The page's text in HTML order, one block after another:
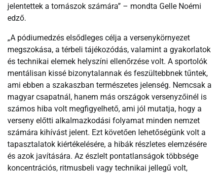
jelentettek a tornászok számára” – mondta Gelle Noémi
edző.
„A pódiumedzés elsődleges célja a versenykörnyezet
megszokása, a térbeli tájékozódás, valamint a gyakorlatok
és technikai elemek helyszíni ellenőrzése volt. A sportolók
mentálisan kissé bizonytalannak és feszültebbnek tűntek,
ami ebben a szakaszban természetes jelenség. Nemcsak a
magyar csapatnál, hanem más országok versenyzőinél is
számos hiba volt megfigyelhető, ami jól mutatja, hogy a
verseny előtti alkalmazkodási folyamat minden nemzet
számára kihívást jelent. Ezt követően lehetőségünk volt a
tapasztalatok kiértékelésére, a hibák részletes elemzésére
és azok javítására. Az észlelt pontatlanságok többsége
koncentrációs, ritmusbeli vagy technikai jellegű volt,